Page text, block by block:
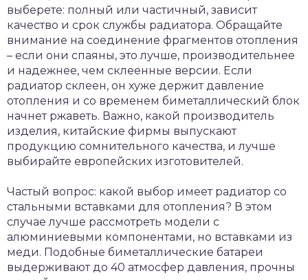
выберете: полный или частичный, зависит
качество и срок службы радиатора. Обращайте
внимание на соединение фрагментов отопления
– если они спаяны, это лучше, производительнее
и надежнее, чем склеенные версии. Если
радиатор склеен, он хуже держит давление
отопления и со временем биметаллический блок
начнет ржаветь. Важно, какой производитель
изделия, китайские фирмы выпускают
продукцию сомнительного качества, и лучше
выбирайте европейских изготовителей.
Частый вопрос: какой выбор имеет радиатор со
стальными вставками для отопления? В этом
случае лучше рассмотреть модели с
алюминиевыми компонентами, но вставками из
меди. Подобные биметаллические батареи
выдерживают до 40 атмосфер давления, прочны